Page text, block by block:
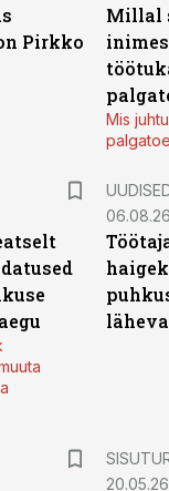
Pirkko
Millal
Mis